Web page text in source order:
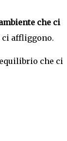
che ci
ci affliggono.
che ci